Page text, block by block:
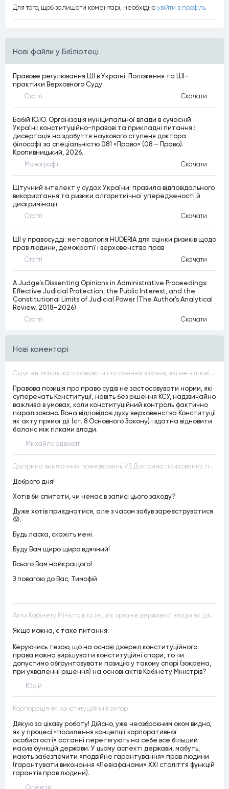
Нові файли у Бібліотеці
Правове регулювання ШІ в Україні. Положення та ШІ–
практики Верховного Суду
Статтi Скачати
Бабій Ю.Ю. Організація муніципальної влади в сучасній
Україні: конституційно-правові та прикладні питання :
дисертація на здобуття наукового ступеня доктора
філософії за спеціальністю 081 «Право» (08 – Право).
Кропивницький, 2026.
Монографiї Скачати
Штучний інтелект у судах України: правила відповідального
використання та ризики алгоритмічної упередженості й
дискримінації
Статтi Скачати
ШІ у правосудді: методологія HUDERIA для оцінки ризиків щодо
прав людини, демократії і верховенства прав
Статтi Скачати
A Judge’s Dissenting Opinions in Administrative Proceedings:
Effective Judicial Protection, the Public Interest, and the
Constitutional Limits of Judicial Power (The Author’s Analytical
Review, 2018–2026)
Статтi Скачати
Нові коментарі
Суди не мають застосовувати положення законів, які не відповідають Конституції, незалежно від того, чи визнавалися вони Конституційним Судом України неконституційними, тобто закони, що суперечать Конституції України не можуть застосовуватися навіть у випадках, коли вони є чинними
Правова позиція про право судів не застосовувати норми, які
суперечать Конституції, навіть без рішення КСУ, надзвичайно
важлива в умовах, коли конституційний контроль фактично
паралізовано. Вона відповідає духу верховенства Конституції
як акту прямої дії (ст. 8 Основного Закону) і здатна відновити
баланс між гілками влади.
Михайло адвокат
Доктрина виключних повноважень VS Доктрина прихованих повноважень
Доброго дня!
Хотів би спитати, чи немає в записі цього заходу?
Дуже хотів приєднатися, але з часом забув зареєструватися
😰.
Будь ласка, скажіть мені.
Буду Вам щиро щиро вдячний!
Всього Вам найкращого!
З повагою до Вас, Тимофій
Акти Кабінету Міністрів та інших органів державної влади як джерела конституційного права
Якщо можна, є таке питання:
Керуючись тезою, що на основі джерел конституційного
права можна вирішувати конституційні спори, то чи
допустимо обґрунтовувати позицію у такому спорі (зокрема,
при ухваленні рішення) на основі актів Кабінету Міністрів?
Юрій
Корпорація як конституційний актор
Дякую за цікаву роботу! Дійсно, уже неозброєним оком видно,
як у процесі «посилення концепції корпоративної
особистості» останні перетягують на себе все більший
масив функцій держави. У цьому аспекті держави, мабуть,
мають забезпечити «подвійне гарантування» прав людини
(гарантувати виконання «Левіафанами» ХХІ століття функцій
гарантів прав людини).
Олексій
Для того, щоб залишати коментарi, необхiдно увiйти в профiль